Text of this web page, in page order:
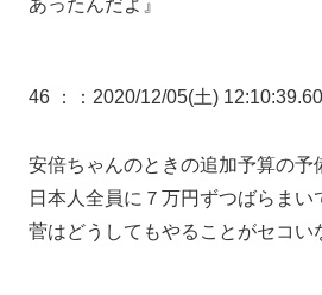
あったんだよ』
46 ： ：2020/12/05(土)
安倍ちゃんのときの追加予算の予
日本人全員に７万円ずつばらまい
菅はどうしてもやることがセコい